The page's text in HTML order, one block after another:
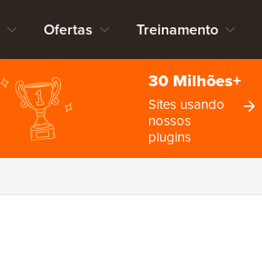
Ofertas Treinamento
30 Milhões+
Sites usando
nossos
plugins